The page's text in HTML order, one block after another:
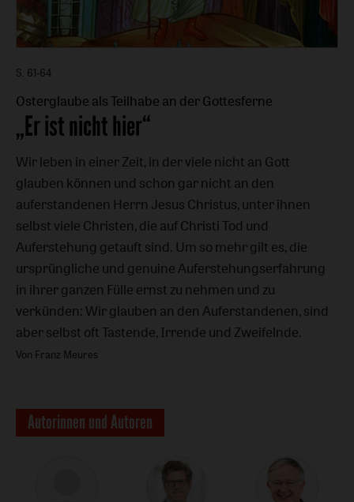
S. 61-64
Osterglaube als Teilhabe an der Gottesferne
:
„Er ist nicht hier“
Wir leben in einer Zeit, in der viele nicht an Gott
glauben können und schon gar nicht an den
auferstandenen Herrn Jesus Christus, unter ihnen
selbst viele Christen, die auf Christi Tod und
Auferstehung getauft sind. Um so mehr gilt es, die
ursprüngliche und genuine Auferstehungserfahrung
in ihrer ganzen Fülle ernst zu nehmen und zu
verkünden: Wir glauben an den Auferstandenen, sind
aber selbst oft Ta­stende, Irrende und Zweifelnde.
Von Franz Meures
Autorinnen und Autoren